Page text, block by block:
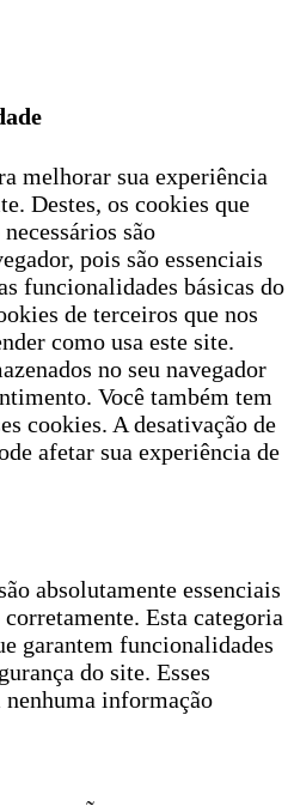
melhorar sua experiência
Destes, os cookies que
são
pois são essenciais
funcionalidades básicas do
de terceiros que nos
como usa este site.
no seu navegador
Você também tem
cookies. A desativação de
afetar sua experiência de
absolutamente essenciais
Esta categoria
garantem funcionalidades
do site. Esses
nenhuma informação